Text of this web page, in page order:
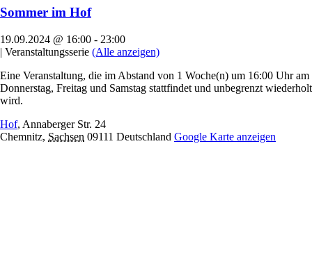
Sommer im Hof
19.09.2024 @ 16:00 - 23:00
| Veranstaltungsserie (Alle anzeigen)
Eine Veranstaltung, die im Abstand von 1 Woche(n) um 16:00 Uhr am
Donnerstag, Freitag und Samstag stattfindet und unbegrenzt wiederholt
wird.
Hof, Annaberger Str. 24
Chemnitz, Sachsen 09111 Deutschland Google Karte anzeigen